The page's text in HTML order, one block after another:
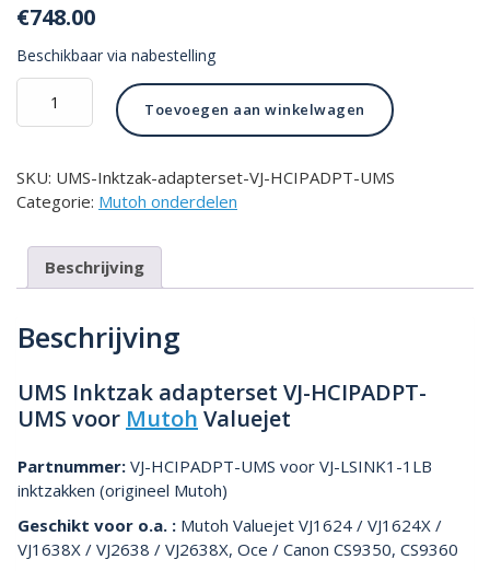
€748.00
Beschikbaar via nabestelling
UMS
Inktzak
HCIPADPT-
UMS
Mutoh
Valuejet
Toevoegen aan winkelwagen
SKU: UMS-Inktzak-adapterset-VJ-HCIPADPT-UMS
Categorie: Mutoh onderdelen
Beschrijving
Beschrijving
UMS Inktzak adapterset VJ-HCIPADPT-
UMS voor Mutoh Valuejet
Partnummer: VJ-HCIPADPT-UMS voor VJ-LSINK1-1LB
inktzakken (origineel Mutoh)
Geschikt voor o.a. : Mutoh Valuejet VJ1624 / VJ1624X /
VJ1638X / VJ2638 / VJ2638X, Oce / Canon CS9350, CS9360